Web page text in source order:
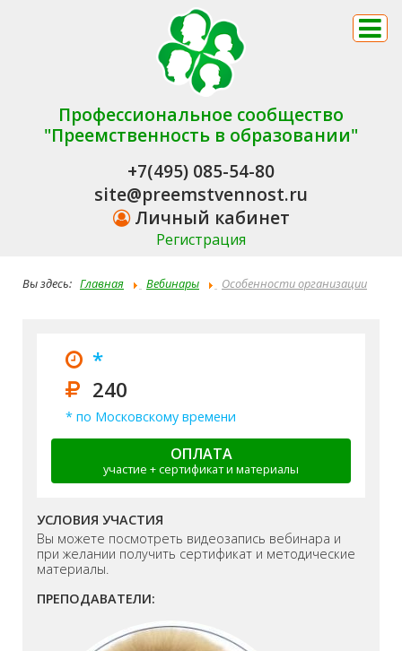
Профессиональное сообщество
"Преемственность в образовании"
+7(495) 085-54-80
site@preemstvennost.ru
Личный кабинет
Регистрация
Вы здесь: Главная Вебинары
Особенности организации
профессионального стандарта.
*
240
* по Московскому времени
ОПЛАТА
участие + сертификат и материалы
УСЛОВИЯ УЧАСТИЯ
Вы можете посмотреть видеозапись вебинара и
при желании получить сертификат и методические
материалы.
ПРЕПОДАВАТЕЛИ: